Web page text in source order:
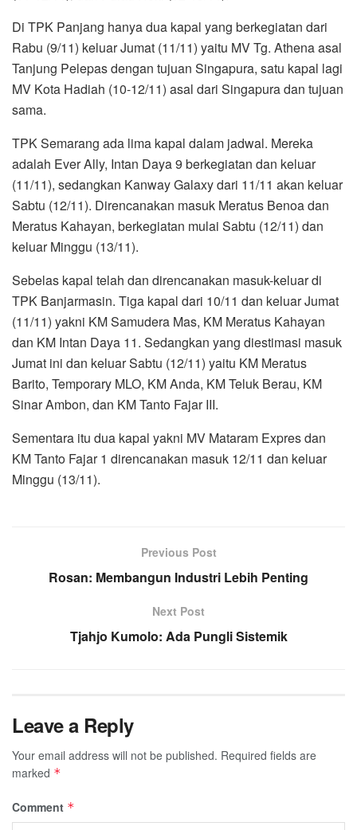
Di TPK Panjang hanya dua kapal yang berkegiatan dari
Rabu (9/11) keluar Jumat (11/11) yaitu MV Tg. Athena asal
Tanjung Pelepas dengan tujuan Singapura, satu kapal lagi
MV Kota Hadiah (10-12/11) asal dari Singapura dan tujuan
sama.
TPK Semarang ada lima kapal dalam jadwal. Mereka
adalah Ever Ally, Intan Daya 9 berkegiatan dan keluar
(11/11), sedangkan Kanway Galaxy dari 11/11 akan keluar
Sabtu (12/11). Direncanakan masuk Meratus Benoa dan
Meratus Kahayan, berkegiatan mulai Sabtu (12/11) dan
keluar Minggu (13/11).
Sebelas kapal telah dan direncanakan masuk-keluar di
TPK Banjarmasin. Tiga kapal dari 10/11 dan keluar Jumat
(11/11) yakni KM Samudera Mas, KM Meratus Kahayan
dan KM Intan Daya 11. Sedangkan yang diestimasi masuk
Jumat ini dan keluar Sabtu (12/11) yaitu KM Meratus
Barito, Temporary MLO, KM Anda, KM Teluk Berau, KM
Sinar Ambon, dan KM Tanto Fajar III.
Sementara itu dua kapal yakni MV Mataram Expres dan
KM Tanto Fajar 1 direncanakan masuk 12/11 dan keluar
Minggu (13/11).
Previous Post
Rosan: Membangun Industri Lebih Penting
Next Post
Tjahjo Kumolo: Ada Pungli Sistemik
Leave a Reply
Your email address will not be published. Required fields are
marked *
Comment *